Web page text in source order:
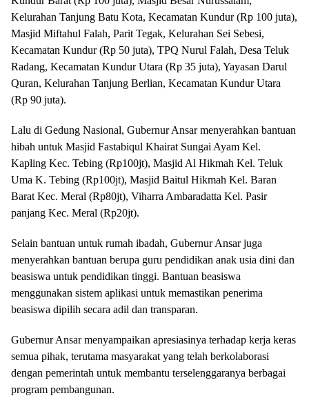
Kelurahan Tanjung Batu Kota, Kecamatan Kundur (Rp 100 juta),
Masjid Miftahul Falah, Parit Tegak, Kelurahan Sei Sebesi,
Kecamatan Kundur (Rp 50 juta), TPQ Nurul Falah, Desa Teluk
Radang, Kecamatan Kundur Utara (Rp 35 juta), Yayasan Darul
Quran, Kelurahan Tanjung Berlian, Kecamatan Kundur Utara
(Rp 90 juta).
Lalu di Gedung Nasional, Gubernur Ansar menyerahkan bantuan
hibah untuk Masjid Fastabiqul Khairat Sungai Ayam Kel.
Kapling Kec. Tebing (Rp100jt), Masjid Al Hikmah Kel. Teluk
Uma K. Tebing (Rp100jt), Masjid Baitul Hikmah Kel. Baran
Barat Kec. Meral (Rp80jt), Viharra Ambaradatta Kel. Pasir
panjang Kec. Meral (Rp20jt).
Selain bantuan untuk rumah ibadah, Gubernur Ansar juga
menyerahkan bantuan berupa guru pendidikan anak usia dini dan
beasiswa untuk pendidikan tinggi. Bantuan beasiswa
menggunakan sistem aplikasi untuk memastikan penerima
beasiswa dipilih secara adil dan transparan.
Gubernur Ansar menyampaikan apresiasinya terhadap kerja keras
semua pihak, terutama masyarakat yang telah berkolaborasi
dengan pemerintah untuk membantu terselenggaranya berbagai
program pembangunan.